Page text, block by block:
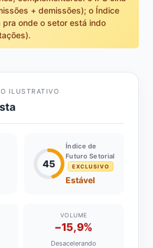
+ demissões); o Índice
pra onde o setor está indo
ILUSTRATIVO
45
Índice de
Futuro Setorial
EXCLUSIVO
Estável
VOLUME
−15,9%
Desacelerando